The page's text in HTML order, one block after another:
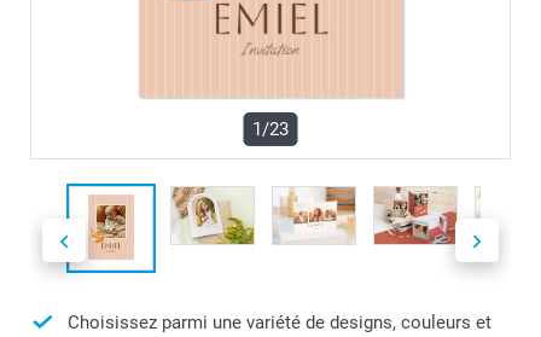
1/23
Choisissez parmi une variété de designs, couleurs et